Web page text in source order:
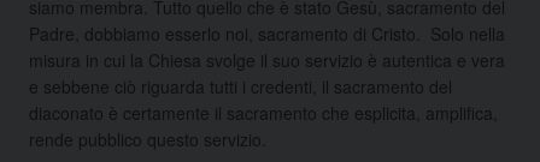
siamo membra. Tutto quello che è stato Gesù, sacramento del
Padre, dobbiamo esserlo noi, sacramento di Cristo. Solo nella
misura in cui la Chiesa svolge il suo servizio è autentica e vera
e sebbene ciò riguarda tutti i credenti, il sacramento del
diaconato è certamente il sacramento che esplicita, amplifica,
rende pubblico questo servizio.